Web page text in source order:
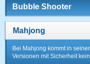
Bubble Shooter
Mahjong
Bei Mahjong kommt in
Versionen mit Sicherheit